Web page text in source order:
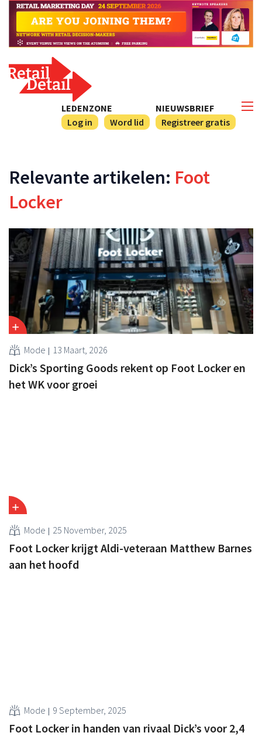
NIEUWSBRIEF
Registreer gratis
LEDENZONE
Log in
Word lid
Relevante artikelen: Foot
Locker
Mode 13 Maart, 2026
Dick’s Sporting Goods rekent op Foot Locker en
het WK voor groei
Mode 25 November, 2025
Foot Locker krijgt Aldi-veteraan Matthew Barnes
aan het hoofd
Mode 9 September, 2025
Foot Locker in handen van rivaal Dick’s voor 2,4